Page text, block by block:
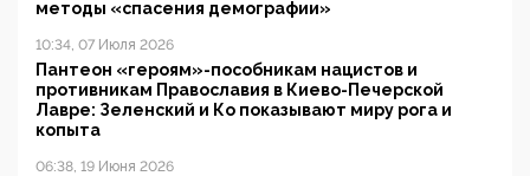
методы «спасения демографии»
10:34, 07 Июля 2026
Пантеон «героям»-пособникам нацистов и
противникам Православия в Киево-Печерской
Лавре: Зеленский и Ко показывают миру рога и
копыта
06:38, 19 Июня 2026